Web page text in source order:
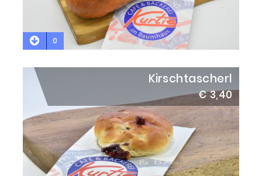
0
Kirschtascherl
€ 3,40